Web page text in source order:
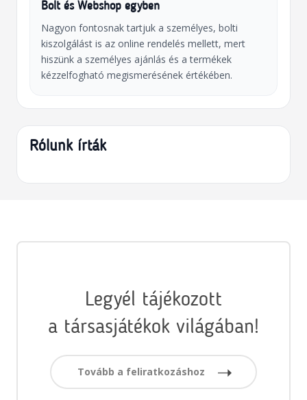
Bolt és Webshop egyben
Nagyon fontosnak tartjuk a személyes, bolti
kiszolgálást is az online rendelés mellett, mert
hiszünk a személyes ajánlás és a termékek
kézzelfogható megismerésének értékében.
Rólunk írták
Legyél tájékozott
a társasjátékok világában!
Tovább a feliratkozáshoz